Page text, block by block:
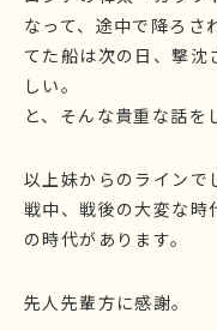
なって、途中で降ろさ
てた船は次の日、撃沈
しい。
と、そんな貴重な話を
以上妹からのラインで
戦中、戦後の大変な時
の時代があります。
先人先輩方に感謝。